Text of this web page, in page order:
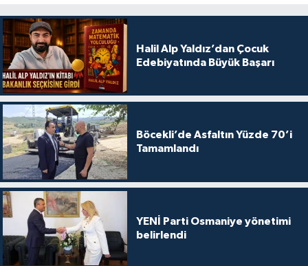
Halil Alp Yaldız’dan Çocuk
Edebiyatında Büyük Başarı
Böcekli’de Asfaltın Yüzde 70’i
Tamamlandı
YENİ Parti Osmaniye yönetimi
belirlendi